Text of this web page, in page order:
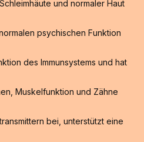
und normaler Haut
psychischen Funktion
des Immunsystems und hat
Muskelfunktion und Zähne
bei, unterstützt eine